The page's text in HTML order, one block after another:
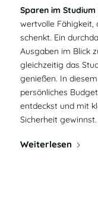
Sparen im Studium
wertvolle Fähigkeit,
schenkt. Ein
Ausgaben im Blick
gleichzeitig das
genießen. In
persönliches
entdeckst und mit
Sicherheit gewinnst.
Weiterlesen